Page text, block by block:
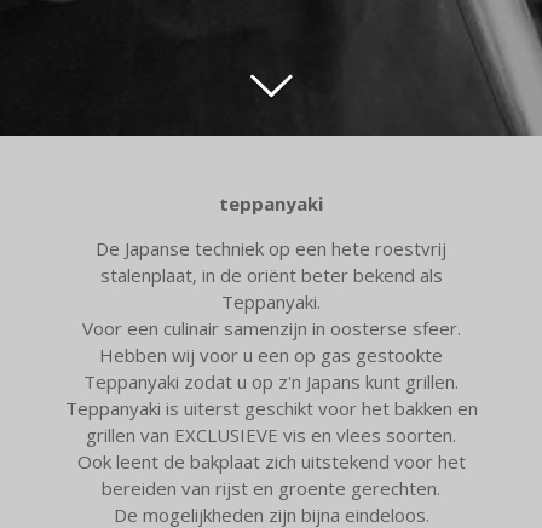
teppanyaki
De Japanse techniek op een hete roestvrij
stalenplaat, in de oriënt beter bekend als
Teppanyaki.
Voor een culinair samenzijn in oosterse sfeer.
Hebben wij voor u een op gas gestookte
Teppanyaki zodat u op z'n Japans kunt grillen.
Teppanyaki is uiterst geschikt voor het bakken en
grillen van EXCLUSIEVE vis en vlees soorten.
Ook leent de bakplaat zich uitstekend voor het
bereiden van rijst en groente gerechten.
De mogelijkheden zijn bijna eindeloos.